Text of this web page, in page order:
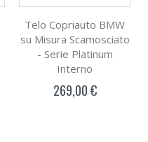
Telo Copriauto BMW
su Misura Scamosciato
- Serie Platinum
Interno
269,00 €